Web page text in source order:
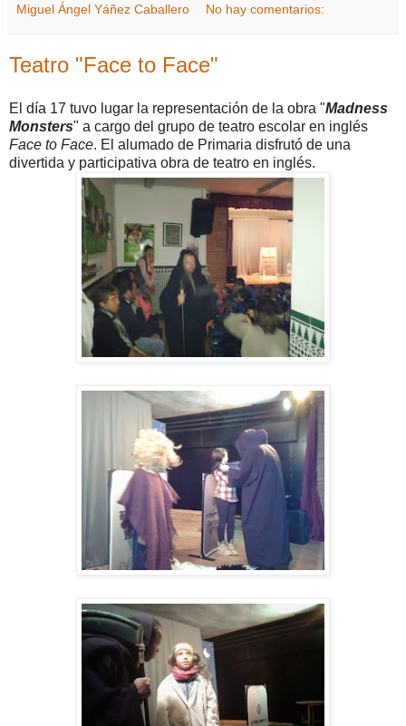
Miguel Ángel Yáñez Caballero No hay comentarios:
Teatro "Face to Face"
El día 17 tuvo lugar la representación de la obra "Madness
Monsters" a cargo del grupo de teatro escolar en inglés
Face to Face. El alumado de Primaria disfrutó de una
divertida y participativa obra de teatro en inglés.